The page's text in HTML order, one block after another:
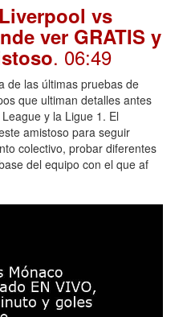
vs
ver GRATIS y
. 06:49
de las últimas pruebas de
que ultiman detalles antes
y la Ligue 1. El
amistoso para seguir
colectivo, probar diferentes
del equipo con el que af